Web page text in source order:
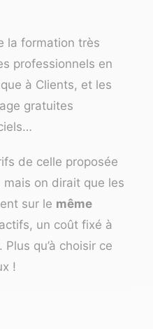
la formation très
professionnels en
à Clients, et les
gratuites
de celle proposée
mais on dirait que les
sur le même
un coût fixé à
qu’à choisir ce
!